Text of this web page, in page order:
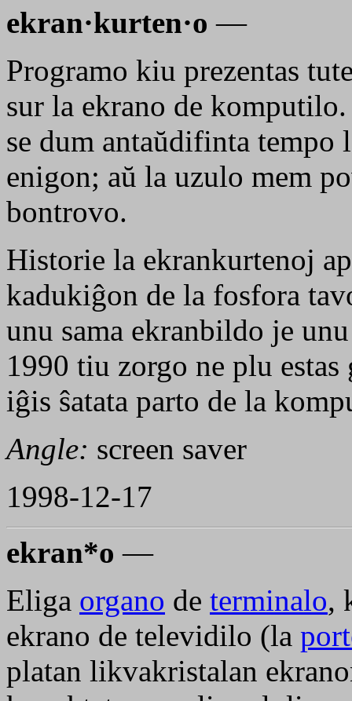
ekran·kurten·o —
Programo kiu prezentas
sur la ekrano de
se dum antaŭdifinta
enigon; aŭ la uzulo mem
bontrovo.
Historie la ekrankurtenoj
kadukiĝon de la fosfora
unu sama ekranbildo je
1990 tiu zorgo ne plu
iĝis ŝatata parto de la
Angle: screen saver
1998-12-17
ekran*o —
Eliga organo de terminalo,
ekrano de televidilo (la
platan likvakristalan